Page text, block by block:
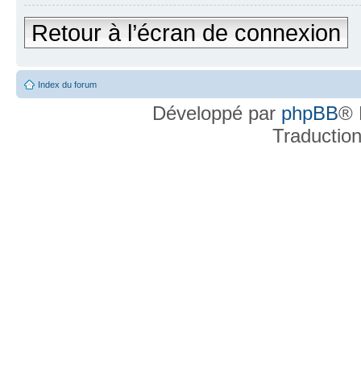
Retour à l’écran de connexion
Index du forum
Développé par phpBB®